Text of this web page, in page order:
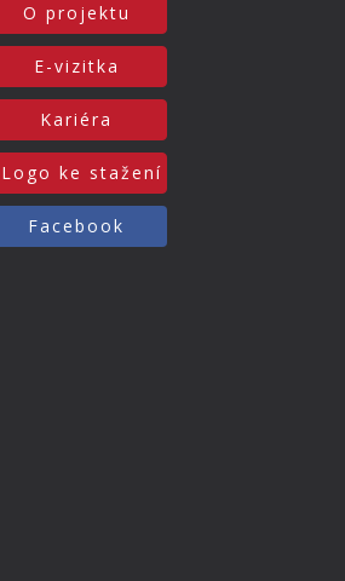
O projektu
E-vizitka
Kariéra
Logo ke stažení
Facebook